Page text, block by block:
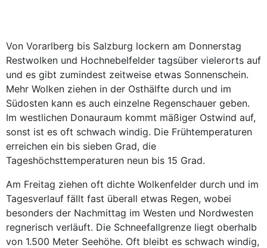
Von Vorarlberg bis Salzburg lockern am Donnerstag
Restwolken und Hochnebelfelder tagsüber vielerorts auf
und es gibt zumindest zeitweise etwas Sonnenschein.
Mehr Wolken ziehen in der Osthälfte durch und im
Südosten kann es auch einzelne Regenschauer geben.
Im westlichen Donauraum kommt mäßiger Ostwind auf,
sonst ist es oft schwach windig. Die Frühtemperaturen
erreichen ein bis sieben Grad, die
Tageshöchsttemperaturen neun bis 15 Grad.
Am Freitag ziehen oft dichte Wolkenfelder durch und im
Tagesverlauf fällt fast überall etwas Regen, wobei
besonders der Nachmittag im Westen und Nordwesten
regnerisch verläuft. Die Schneefallgrenze liegt oberhalb
von 1.500 Meter Seehöhe. Oft bleibt es schwach windig,